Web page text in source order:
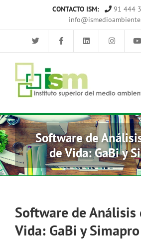
CONTACTO ISM: 91 444
Software de
de Vida: GaBi y
Software de Análisis
Vida: GaBi y Simapro